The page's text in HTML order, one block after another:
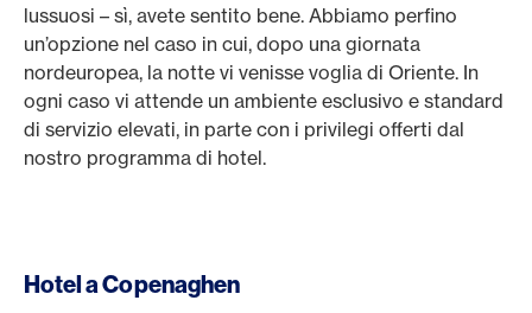
lussuosi – sì, avete sentito bene. Abbiamo perfino
un’opzione nel caso in cui, dopo una giornata
nordeuropea, la notte vi venisse voglia di Oriente. In
ogni caso vi attende un ambiente esclusivo e standard
di servizio elevati, in parte con i privilegi offerti dal
nostro programma di hotel.
Hotel a Copenaghen